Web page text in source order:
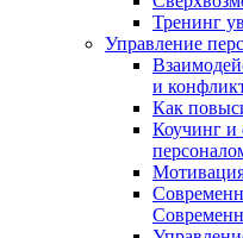
Тренинг
Управление
и
Как
Коучинг и